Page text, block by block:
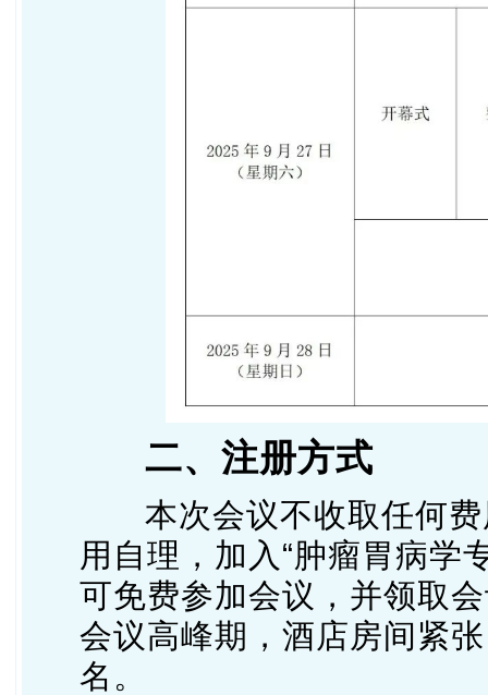
二、注册方式
本次会议不收取任何
用自理，加入“肿瘤胃病学
可免费参加会议，并领取
会议高峰期，酒店房间紧
名。